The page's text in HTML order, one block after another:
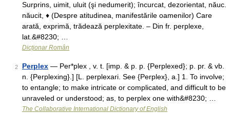
Surprins, uimit, uluit (şi nedumerit); încurcat, dezorientat, năuc.
năucit, ♦ (Despre atitudinea, manifestările oamenilor) Care
arată, exprimă, trădează perplexitate. – Din fr. perplexe,
lat.&#8230; …
Dicționar Român
2 Perplex — Per*plex , v. t. [imp. & p. p. {Perplexed}; p. pr. & vb.
n. {Perplexing}.] [L. perplexari. See {Perplex}, a.] 1. To involve;
to entangle; to make intricate or complicated, and difficult to be
unraveled or understood; as, to perplex one with&#8230; …
The Collaborative International Dictionary of English